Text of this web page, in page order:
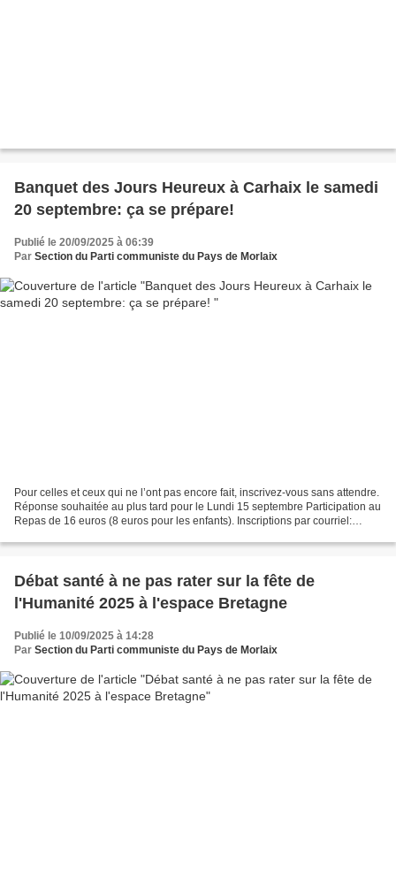
Banquet des Jours Heureux à Carhaix le samedi
20 septembre: ça se prépare!
Publié le 20/09/2025 à 06:39
Par Section du Parti communiste du Pays de Morlaix
Pour celles et ceux qui ne l’ont pas encore fait, inscrivez-vous sans attendre.
Réponse souhaitée au plus tard pour le Lundi 15 septembre Participation au
Repas de 16 euros (8 euros pour les enfants). Inscriptions par courriel:
Débat santé à ne pas rater sur la fête de
l'Humanité 2025 à l'espace Bretagne
Publié le 10/09/2025 à 14:28
Par Section du Parti communiste du Pays de Morlaix